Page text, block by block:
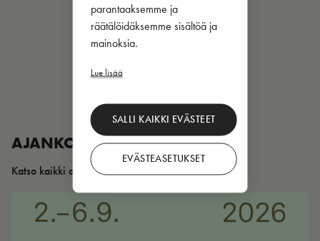
parantaaksemme ja
räätälöidäksemme sisältöä ja
mainoksia.
Lue lisää
SALLI KAIKKI EVÄSTEET
EVÄSTEASETUKSET
AJANKOHTAISTA
Katso kaikki artikkelit